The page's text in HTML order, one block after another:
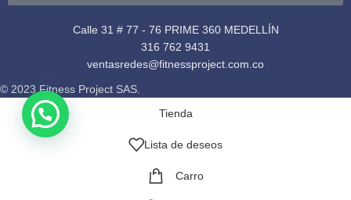
Calle 31 # 77 - 76 PRIME 360 MEDELLÍN
316 762 9431
ventasredes@fitnessproject.com.co
© 2023 Fitness Project SAS.
Tienda
Lista de deseos
Carro